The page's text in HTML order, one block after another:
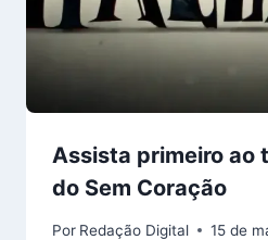
Assista primeiro ao
do Sem Coração
Por Redação Digital 15 de